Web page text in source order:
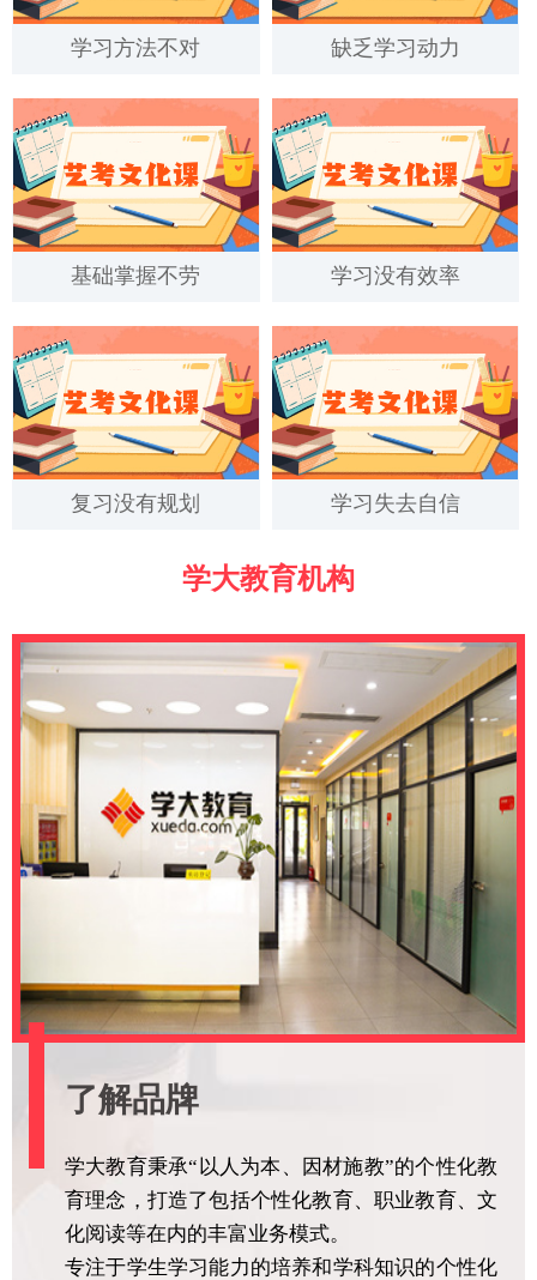
学习方法不对 缺乏学习动力
基础掌握不劳 学习没有效率
复习没有规划 学习失去自信
学大教育机构
了解品牌
学大教育秉承“以人为本、因材施教”的个性化教
育理念，打造了包括个性化教育、职业教育、文
化阅读等在内的丰富业务模式。
专注于学生学习能力的培养和学科知识的个性化